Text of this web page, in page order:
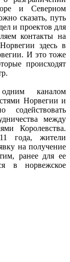
и Северном
сказать, путь
и проектов для
контакты на
здесь в
И это тоже
происходят
каналом
Норвегии и
содействовать
между
Королевства.
года, жители
на получение
ранее для ее
в норвежское